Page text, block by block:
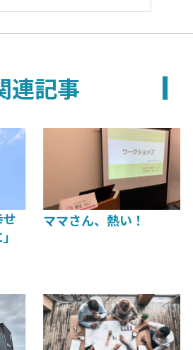
連記事
ママさん、熱い！